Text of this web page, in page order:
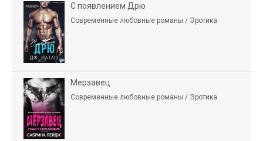
С появлением Дрю
Современные любовные романы / Эротика
Мерзавец
Современные любовные романы / Эротика